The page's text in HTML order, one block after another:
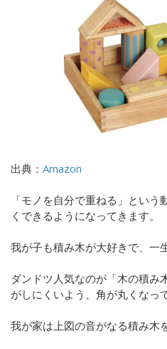
出典： Amazon
「モノを自分で重ねる」とい
くできるようになってきます。
我が子も積み木が大好きで、一
ダンドツ人気なのが「木の積み
がしにくいよう、角が丸くなっ
我が家は上図の音がなる積み木